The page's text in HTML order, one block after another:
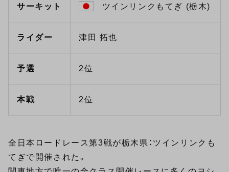
サーキット ツインリンクもてぎ (栃木)
ライダー 津田 拓也
予選 2位
本戦 2位
全日本ロードレース第3戦が栃木県：ツインリンクも
てぎで開催された。